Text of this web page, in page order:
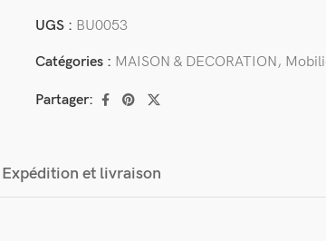
UGS : BU0053
Catégories : MAISON & DECORATION,
Partager:
Expédition et livraison